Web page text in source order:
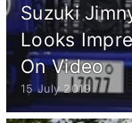
Suzuki
Looks
On Video
15 July 2019